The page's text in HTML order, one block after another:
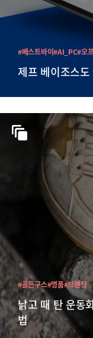
제프 베이조스
#베스트바이#AI_PC#오
낡고 때 탄 운동
법
#골든구스#명품#브랜딩